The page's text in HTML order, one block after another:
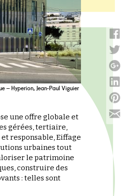
– Hyperion, Jean-Paul Viguier
une offre globale et
gérées, tertiaire,
responsable, Eiffage
urbaines tout
le patrimoine
construire des
: telles sont